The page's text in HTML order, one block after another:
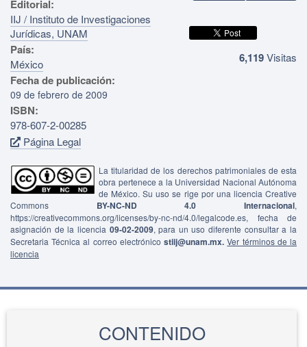
Editorial:
IIJ / Instituto de Investigaciones
Jurídicas, UNAM
País:
México
Fecha de publicación:
09 de febrero de 2009
ISBN:
978-607-2-00285
Página Legal
6,119Visitas
La titularidad de los derechos patrimoniales de esta
obra pertenece a la Universidad Nacional Autónoma
de México. Su uso se rige por una licencia Creative
Commons BY-NC-ND 4.0 Internacional,
https://creativecommons.org/licenses/by-nc-nd/4.0/legalcode.es, fecha de
asignación de la licencia 09-02-2009, para un uso diferente consultar a la
Secretaria Técnica al correo electrónicostiij@unam.mx. Ver términos de la
licencia
CONTENIDO